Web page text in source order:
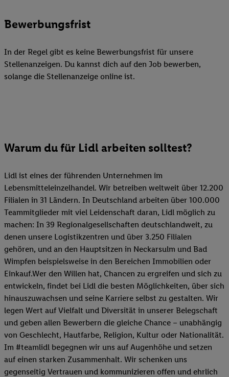
Bewerbungsfrist
In der Regel gibt es keine Bewerbungsfrist für unsere
Stellenanzeigen. Du kannst dich auf den Job bewerben,
solange die Stellenanzeige online ist.
Warum du für Lidl arbeiten solltest?
Lidl ist eines der führenden Unternehmen im
Lebensmitteleinzelhandel. Wir betreiben weltweit über 12.200
Filialen in 31 Ländern. In Deutschland arbeiten über 100.000
Teammitglieder mit viel Leidenschaft daran, Lidl möglich zu
machen: In 39 Regionalgesellschaften deutschlandweit, zu
denen unsere Logistikzentren und über 3.250 Filialen
gehören, und an den Hauptsitzen in Neckarsulm und Bad
Wimpfen beispielsweise in den Bereichen Immobilien oder
Einkauf.Wer den Willen hat, Chancen zu ergreifen und sich zu
entwickeln, findet bei Lidl die besten Möglichkeiten, über sich
hinauszuwachsen und seine Karriere selbst zu gestalten. Wir
legen Wert auf Vielfalt und Diversität in unserer Belegschaft
und geben allen Bewerbern die gleiche Chance – unabhängig
von Geschlecht, Hautfarbe, Religion, Kultur oder Nationalität.
Im #teamlidl begegnen wir uns auf Augenhöhe und setzen
auf einen starken Zusammenhalt. Wir schenken uns
gegenseitig Vertrauen und kommunizieren offen und ehrlich